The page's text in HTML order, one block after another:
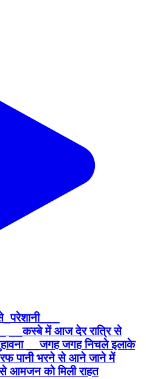
__कस्बे में आज देर रात्रि से
__जगह जगह निचले इलाके
पानी भरने से आने जाने में
से आमजन को मिली राहत